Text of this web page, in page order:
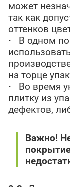
может
так как
оттенков
· В одном
на торце
· Во время
плитку из
дефектов,
Важно!